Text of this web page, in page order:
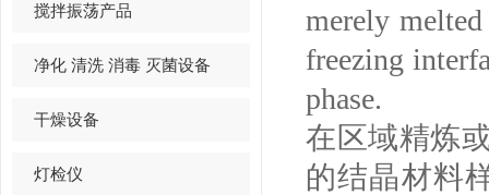
搅拌振荡产品
净化 清洗 消毒 灭菌设备
干燥设备
灯检仪
merely
freezing
phase.
在区域精炼
的结晶材料